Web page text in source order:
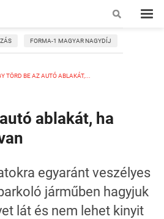
FORMA-1 MAGYAR NAGYDÍJ
TÖRD BE AZ AUTÓ ABLAKÁT,...
ablakát, ha
egyaránt veszélyes
járműben hagyjuk
lát és nem lehet kinyit